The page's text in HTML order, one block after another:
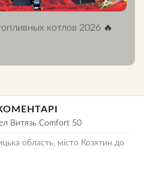
котлов 2026 🔥
Витязь Comfort 50
область, місто Козятин до